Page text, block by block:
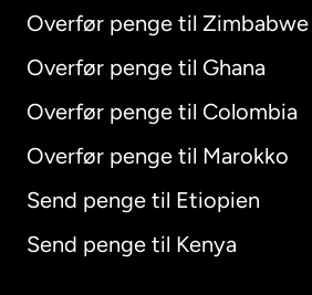
Overfør penge til Zimbabwe
Overfør penge til Ghana
Overfør penge til Colombia
Overfør penge til Marokko
Send penge til Etiopien
Send penge til Kenya